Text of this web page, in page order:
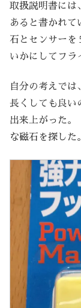
取扱説明書には
あると書かれ
石とセンサーを
いかにしてフラ
自分の考えで
長くしても良
出来上がった
な磁石を探し